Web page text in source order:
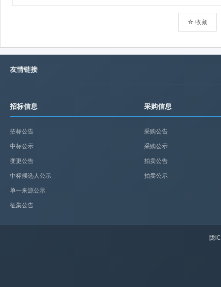
☆ 收藏
友情链接
招标信息
招标公告
中标公示
变更公告
中标候选人公示
单一来源公示
征集公告
采购信息
采购公告
采购公示
拍卖公告
拍卖公示
陇